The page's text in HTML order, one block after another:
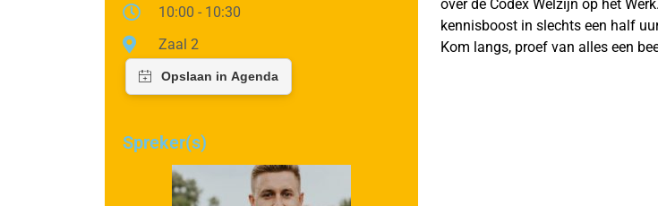
10:00 - 10:30
Zaal 2
Spreker(s)
over de Codex Welzijn op het
kennisboost in slechts een half
Kom langs, proef van alles een